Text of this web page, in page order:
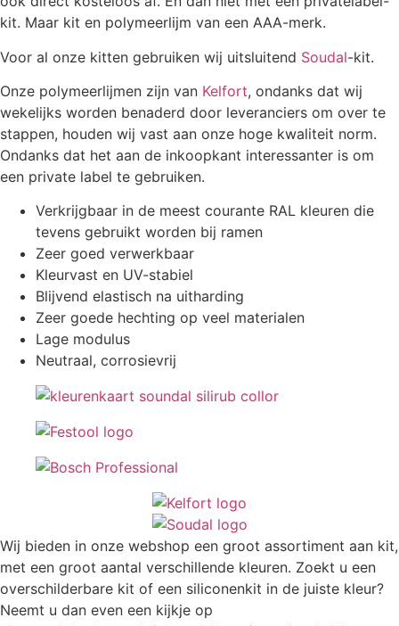
kit. Maar kit en polymeerlijm van een AAA-merk.
Voor al onze kitten gebruiken wij uitsluitend Soudal-kit.
Onze polymeerlijmen zijn van Kelfort, ondanks dat wij
wekelijks worden benaderd door leveranciers om over te
stappen, houden wij vast aan onze hoge kwaliteit norm.
Ondanks dat het aan de inkoopkant interessanter is om
een private label te gebruiken.
Verkrijgbaar in de meest courante RAL kleuren die
tevens gebruikt worden bij ramen
Zeer goed verwerkbaar
Kleurvast en UV-stabiel
Blijvend elastisch na uitharding
Zeer goede hechting op veel materialen
Lage modulus
Neutraal, corrosievrij
Wij bieden in onze webshop een groot assortiment aan kit,
met een groot aantal verschillende kleuren. Zoekt u een
overschilderbare kit of een siliconenkit in de juiste kleur?
Neemt u dan even een kijkje op